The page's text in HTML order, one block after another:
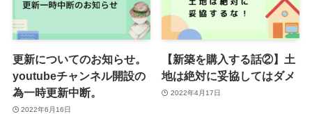
更新についてのお知らせ。
youtubeチャンネル開設の
為一時更新中断。
2022年6月16日
【新築を購入する話②】土
地は絶対に妥協してはダメ
2022年4月17日